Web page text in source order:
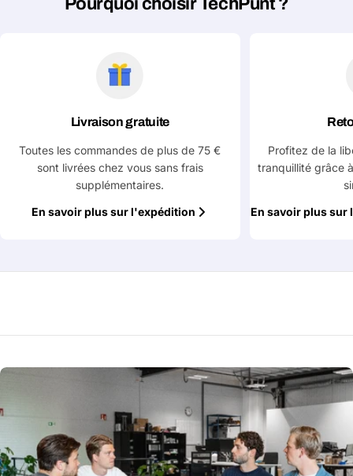
Copier
Votre
Envoyer la question
Livraison gratuite
Toutes les commandes de plus de 75 €
sont livrées chez vous sans frais
supplémentaires.
En savoir plus sur l'expédition
Profitez de la
tranquillité grâce
En savoir plus sur